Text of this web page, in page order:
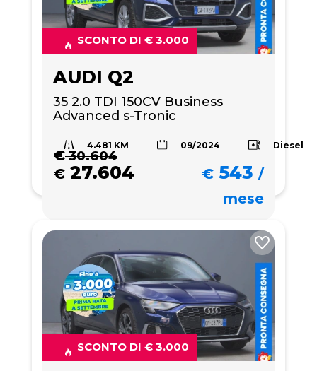
SCONTO DI € 3.000
AUDI Q2
35 2.0 TDI 150CV Business
Advanced s-Tronic
4.481 KM 09/2024 Diesel
€30.604
€ 27.604 € 543 /
mese
SCONTO DI € 3.000